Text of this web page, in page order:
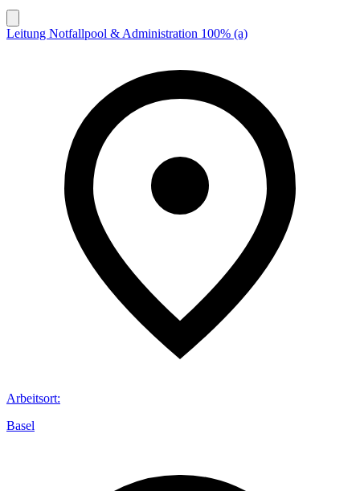
Leitung Notfallpool & Administration 100% (a)
Arbeitsort:
Basel